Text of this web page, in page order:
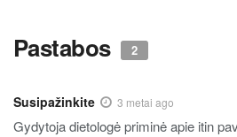
Pastabos 2
Susipažinkite 3 metai ago
Gydytoja dietologė priminė apie itin